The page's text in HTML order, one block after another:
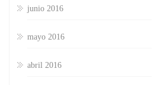
junio 2016
mayo 2016
abril 2016